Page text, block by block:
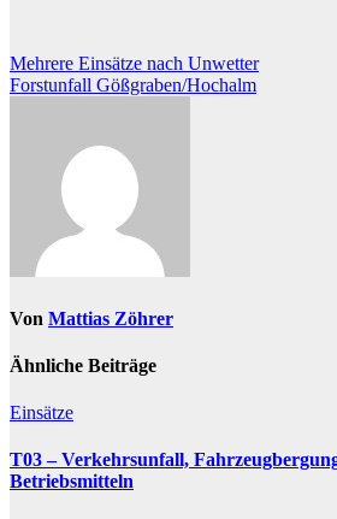
Beitragsnavigation
Mehrere Einsätze nach Unwetter
Forstunfall Gößgraben/Hochalm
Von Mattias Zöhrer
Ähnliche Beiträge
Einsätze
T03 – Verkehrsunfall,
Betriebsmitteln